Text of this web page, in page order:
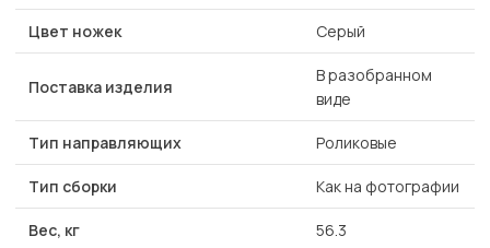
Цвет ножек Серый
Поставка изделия
В разобранном
виде
Тип направляющих Роликовые
Тип сборки Как на фотографии
Вес, кг 56.3